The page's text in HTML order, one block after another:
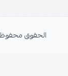
الحقوق محفوظة |